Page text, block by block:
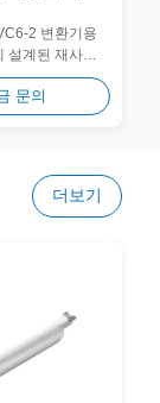
2 변환기용
설계된 재사용
이드. 의료용
스 스틸로 제작
임상 안전성과
문의
더보기